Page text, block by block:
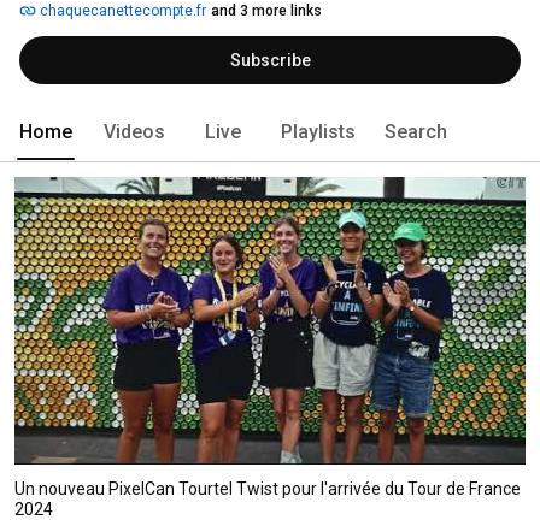
chaquecanettecompte.fr and 3 more links
Subscribe
Home Videos Live Playlists Search
Un nouveau PixelCan Tourtel Twist pour l'arrivée du Tour de France
2024